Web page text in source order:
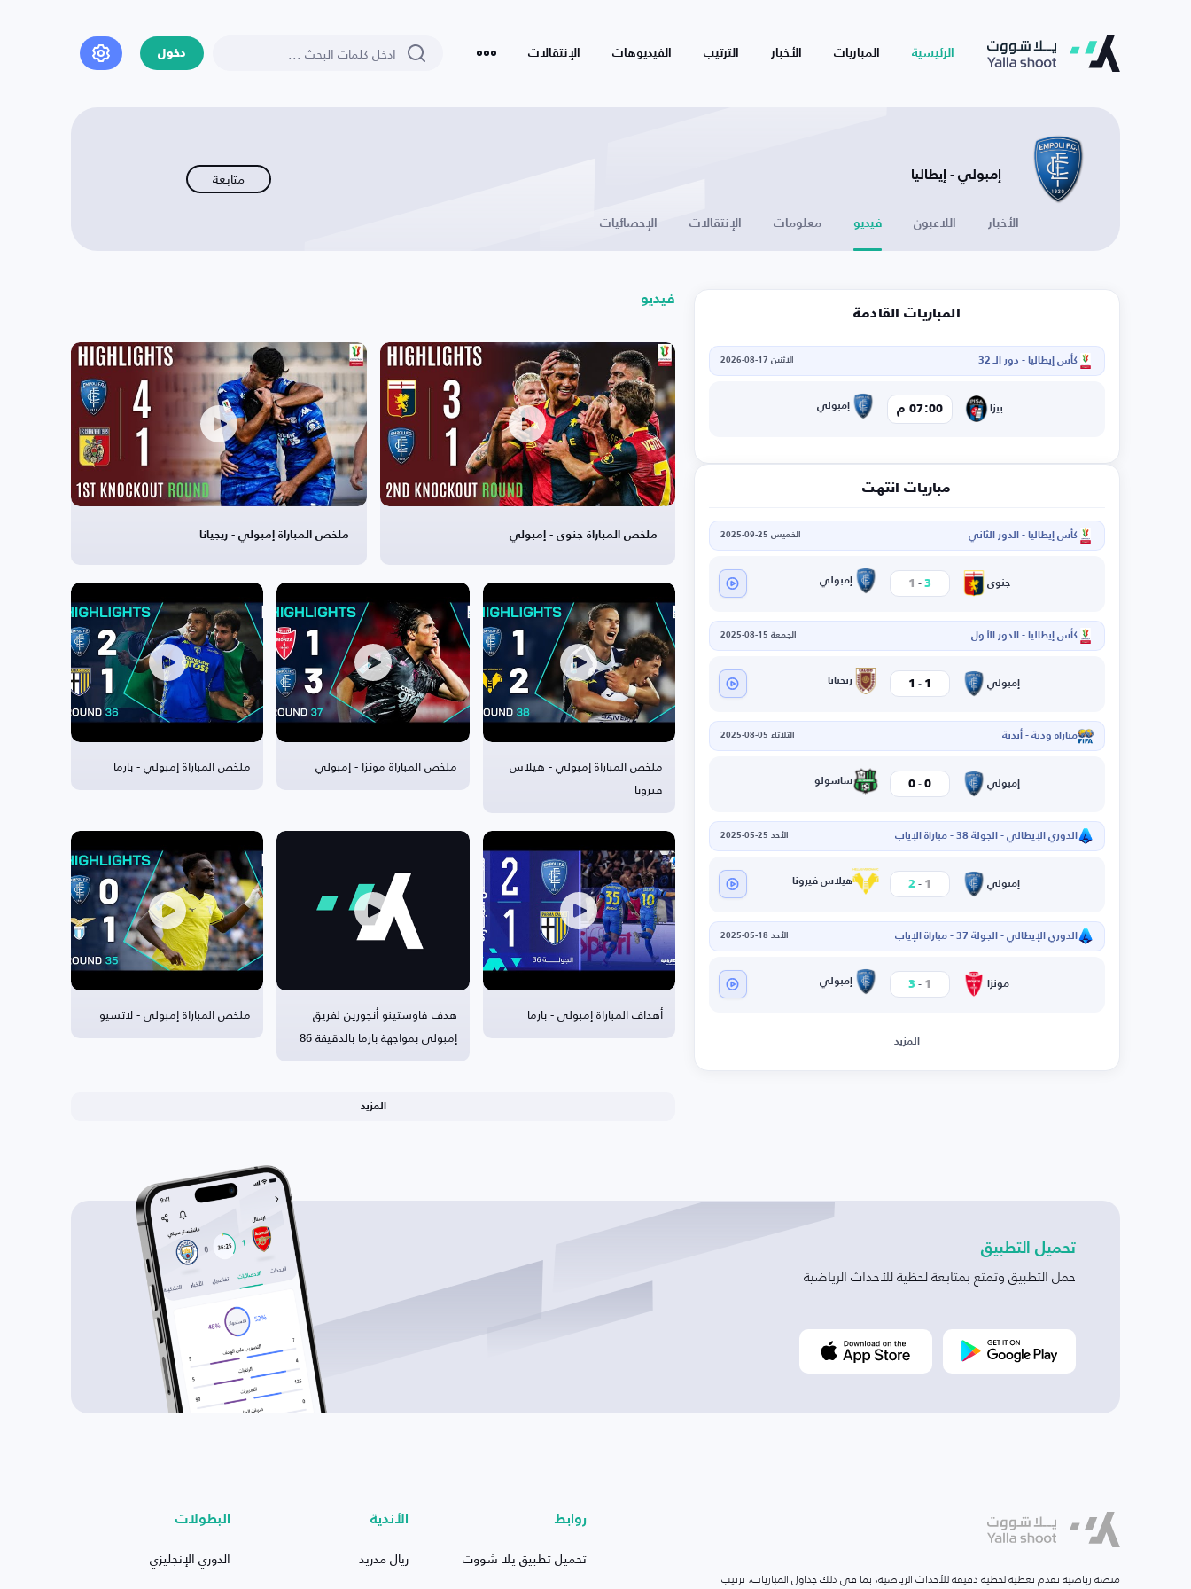
الرئيسية المباريات الأخبار الترتيب الفيديوهات الإنتقالات دخول
إمبولي - إيطاليا متابعة
الأخبار اللاعبون فيديو معلومات الإنتقالات الإحصائيات
المباريات القادمة
كأس إيطاليا - دور الـ 32 الاثنين 17-08-2026
بيزا 07:00 م إمبولي
مباريات انتهت
كأس إيطاليا - الدور الثاني الخميس 25-09-2025
جنوى 3
-
1 إمبولي
كأس إيطاليا - الدور الأول الجمعة 15-08-2025
إمبولي 1
-
1 ريجيانا
مباراة ودية - أندية الثلاثاء 05-08-2025
إمبولي 0
-
0 ساسولو
الدوري الإيطالي - الجولة 38 - مباراة الإياب الأحد 25-05-2025
إمبولي 1
-
2 هيلاس فيرونا
الدوري الإيطالي - الجولة 37 - مباراة الإياب الأحد 18-05-2025
مونزا 1
-
3 إمبولي
المزيد
فيديو
ملخص المباراة جنوى - إمبولي ملخص المباراة إمبولي - ريجيانا
ملخص المباراة إمبولي - هيلاس
فيرونا
ملخص المباراة مونزا - إمبولي ملخص المباراة إمبولي - بارما
أهداف المباراة إمبولي - بارما
هدف فاوستينو أنجورين لفريق
إمبولي بمواجهة بارما بالدقيقة 86
ملخص المباراة إمبولي - لاتسيو
المزيد
تحميل التطبيق
حمل التطبيق وتمتع بمتابعة لحظية للأحداث الرياضية
منصة رياضية تقدم تغطية لحظية دقيقة للأحداث الرياضية، بما في ذلك جداول المباريات، ترتيب
روابط
تحميل تطبيق يلا شووت
الأندية
ريال مدريد
البطولات
الدوري الإنجليزي